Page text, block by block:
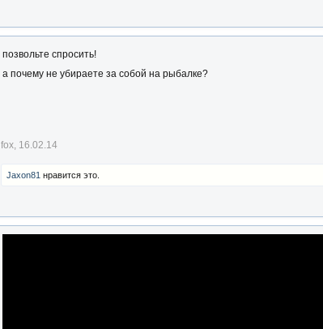
позвольте спросить!
а почему не убираете за собой на рыбалке?
fox, 16.02.14
Jaxon81 нравится это.